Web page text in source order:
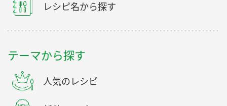
レシピ名から探す
テーマから探す
人気のレシピ